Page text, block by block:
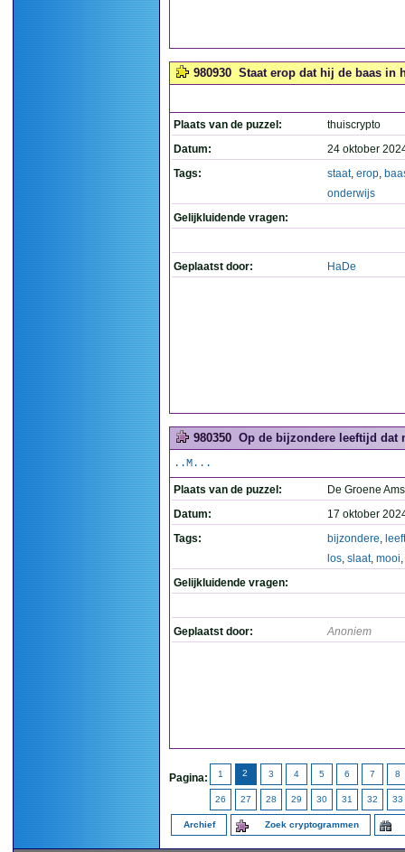
980930 Staat erop dat hij de baas in
Plaats van de puzzel:
thuiscrypto
Datum:
24 oktober
Tags:
staat, erop,
onderwijs
Gelijkluidende vragen:
Geplaatst door: HaDe
980350 Op de bijzondere leeftijd dat
..M...
Plaats van de puzzel:
De Groene
Datum:
17 oktober
Tags:
bijzondere,
los, slaat, mooi,
Gelijkluidende vragen:
Geplaatst door: Anoniem
Pagina: 1 2 3 4 5 6 7 8
26 27 28 29 30 31 32 33
Archief Zoek cryptogrammen